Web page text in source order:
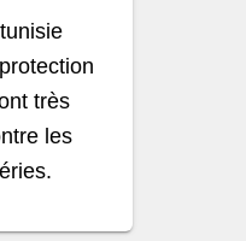
très
les